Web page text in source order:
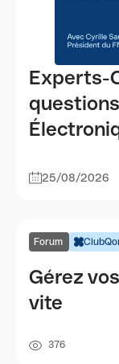
Experts-
25/08/2026
Forum
Gérez
vite
376